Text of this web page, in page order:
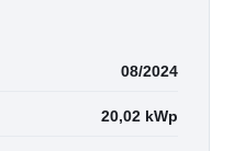
08/2024
20,02 kWp